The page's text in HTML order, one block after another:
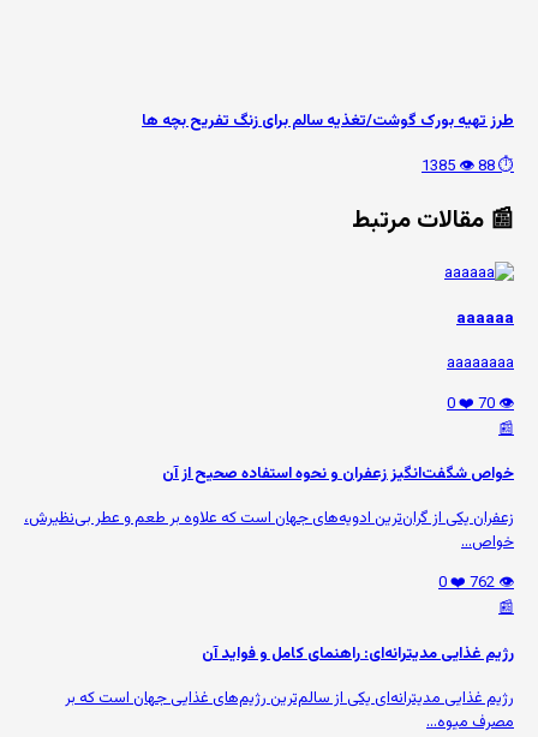
طرز تهیه بورک گوشت/تغذیه سالم برای زنگ تفریح بچه ها
⏱️ 88
👁️ 1385
📰 مقالات مرتبط
aaaaaa
aaaaaaaa
👁️ 70
❤️ 0
📰
خواص شگفت‌انگیز زعفران و نحوه استفاده صحیح از آن
زعفران یکی از گران‌ترین ادویه‌های جهان است که علاوه بر طعم و عطر بی‌نظیرش،
خواص...
👁️ 762
❤️ 0
📰
رژیم غذایی مدیترانه‌ای: راهنمای کامل و فواید آن
رژیم غذایی مدیترانه‌ای یکی از سالم‌ترین رژیم‌های غذایی جهان است که بر
مصرف میوه‌...